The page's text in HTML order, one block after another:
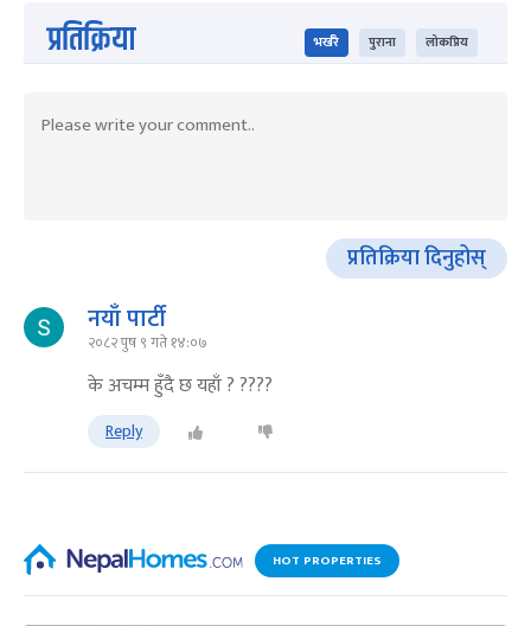
प्रतिक्रिया भर्खरै पुराना लोकप्रिय
प्रतिक्रिया दिनुहोस्
नयाँ पार्टी
२०८२ पुष ९ गते १४:०७
के अचम्म हुँदै छ यहाँ ? ????
Reply
HOT PROPERTIES